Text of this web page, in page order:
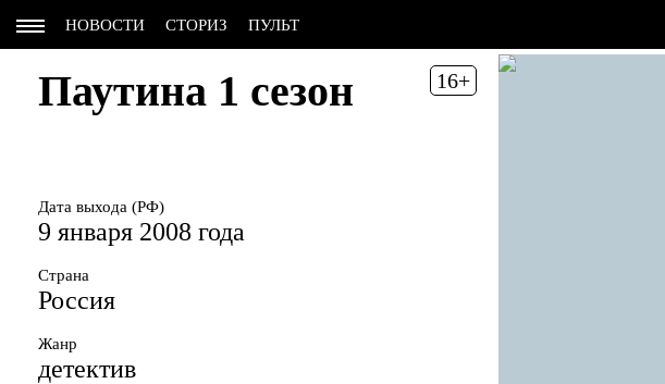
НОВОСТИ СТОРИЗ ПУЛЬТ
16+
Паутина 1 сезон
Дата выхода (РФ)
9 января 2008 года
Страна
Россия
Жанр
детектив